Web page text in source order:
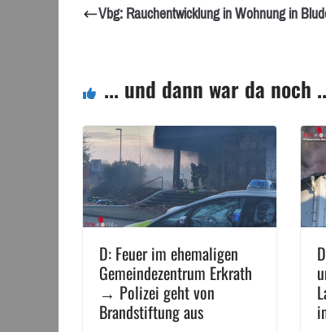
Vbg: Rauchentwicklung in Wohnung in
... und dann war da noch
D: Feuer im ehemaligen
Gemeindezentrum Erkrath
→ Polizei geht von
Brandstiftung aus